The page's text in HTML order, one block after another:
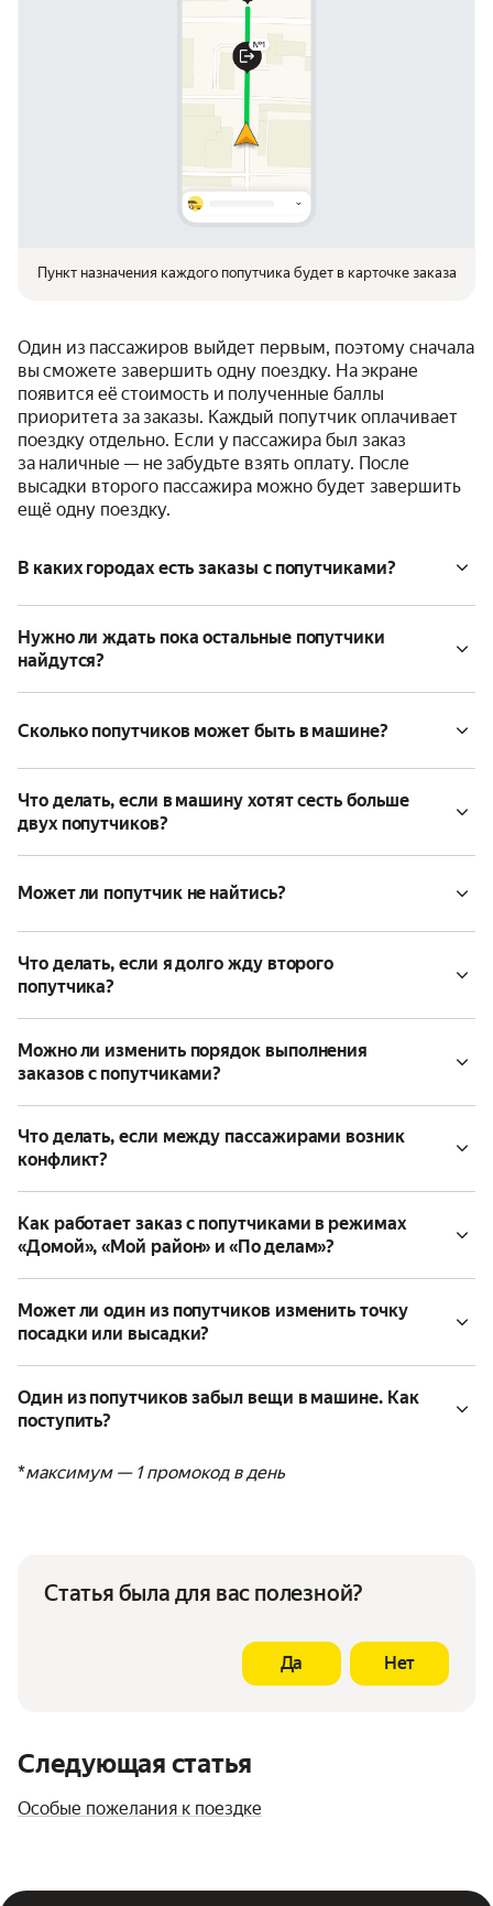
Пункт назначения каждого попутчика будет в карточке заказа
Один из пассажиров выйдет первым, поэтому сначала
вы сможете завершить одну поездку. На экране
появится её стоимость и полученные баллы
приоритета за заказы. Каждый попутчик оплачивает
поездку отдельно. Если у пассажира был заказ
за наличные — не забудьте взять оплату. После
высадки второго пассажира можно будет завершить
ещё одну поездку.
В каких городах есть заказы с попутчиками?
Нужно ли ждать пока остальные попутчики
найдутся?
Сколько попутчиков может быть в машине?
Что делать, если в машину хотят сесть больше
двух попутчиков?
Может ли попутчик не найтись?
Что делать, если я долго жду второго
попутчика?
Можно ли изменить порядок выполнения
заказов с попутчиками?
Что делать, если между пассажирами возник
конфликт?
Как работает заказ с попутчиками в режимах
«Домой», «Мой район» и «По делам»?
Может ли один из попутчиков изменить точку
посадки или высадки?
Один из попутчиков забыл вещи в машине. Как
поступить?
*максимум — 1 промокод в день
Статья была для вас полезной?
Да Нет
Следующая статья
Особые пожелания к поездке